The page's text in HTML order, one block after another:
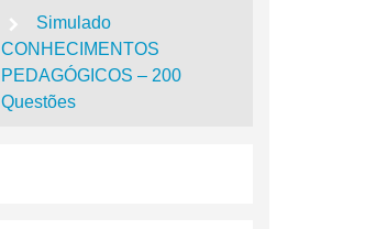
Simulado
CONHECIMENTOS
PEDAGÓGICOS – 200
Questões